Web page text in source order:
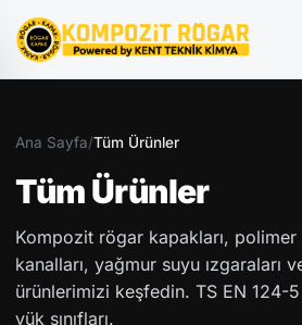
Ana Sayfa/Tüm Ürünler
Tüm Ürünler
Kompozit rögar kapakları,
kanalları, yağmur suyu ızgaraları
ürünlerimizi keşfedin. TS EN 124-
yük sınıfları.